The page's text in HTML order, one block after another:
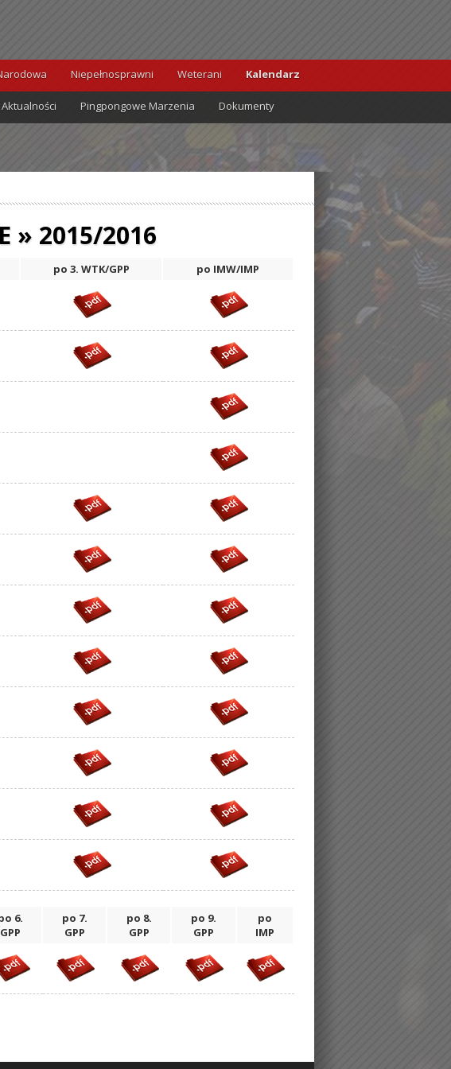
Niepełnosprawni Weterani Kalendarz
Aktualności Pingpongowe Marzenia Dokumenty
» 2015/2016
po 3. WTK/GPP po IMW/IMP
6.
GPP
po 7.
GPP
po 8.
GPP
po 9.
GPP
po
IMP